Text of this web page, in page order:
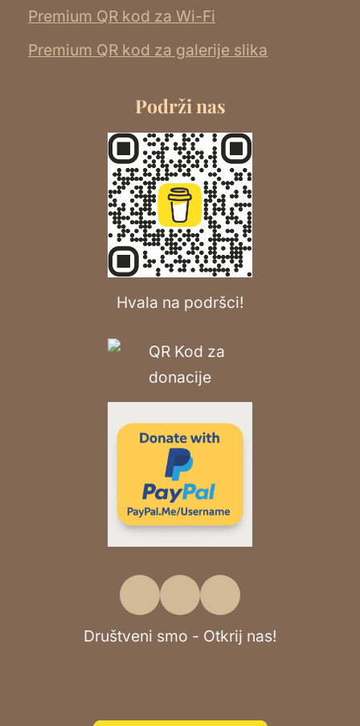
Premium QR kod za Wi-Fi
Premium QR kod za galerije slika
Podrži nas
Hvala na podršci!
Društveni smo - Otkrij nas!